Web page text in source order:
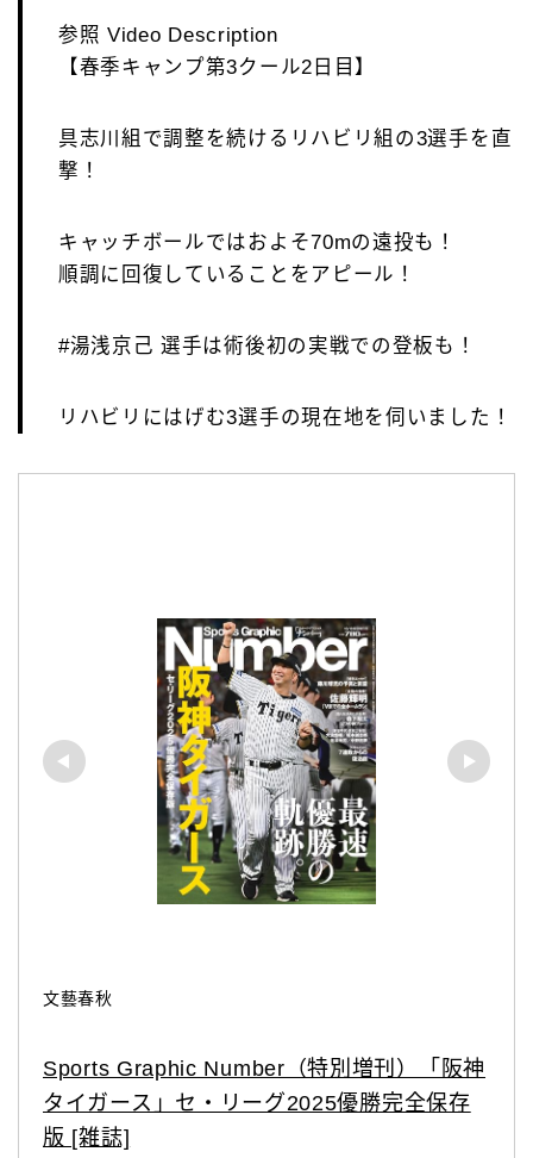
参照 Video Description
【春季キャンプ第3クール2日目】
具志川組で調整を続けるリハビリ組の3選手を直
撃！
キャッチボールではおよそ70mの遠投も！
順調に回復していることをアピール！
#湯浅京己 選手は術後初の実戦での登板も！
リハビリにはげむ3選手の現在地を伺いました！
文藝春秋
Sports Graphic Number（特別増刊）「阪神
タイガース」セ・リーグ2025優勝完全保存
版 [雑誌]